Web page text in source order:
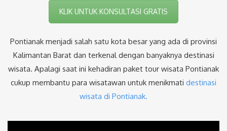
KLIK UNTUK KONSULTASI GRATIS
Pontianak menjadi salah satu kota besar yang ada di provinsi
Kalimantan Barat dan terkenal dengan banyaknya destinasi
wisata. Apalagi saat ini kehadiran paket tour wisata Pontianak
cukup membantu para wisatawan untuk menikmati destinasi
wisata di Pontianak.